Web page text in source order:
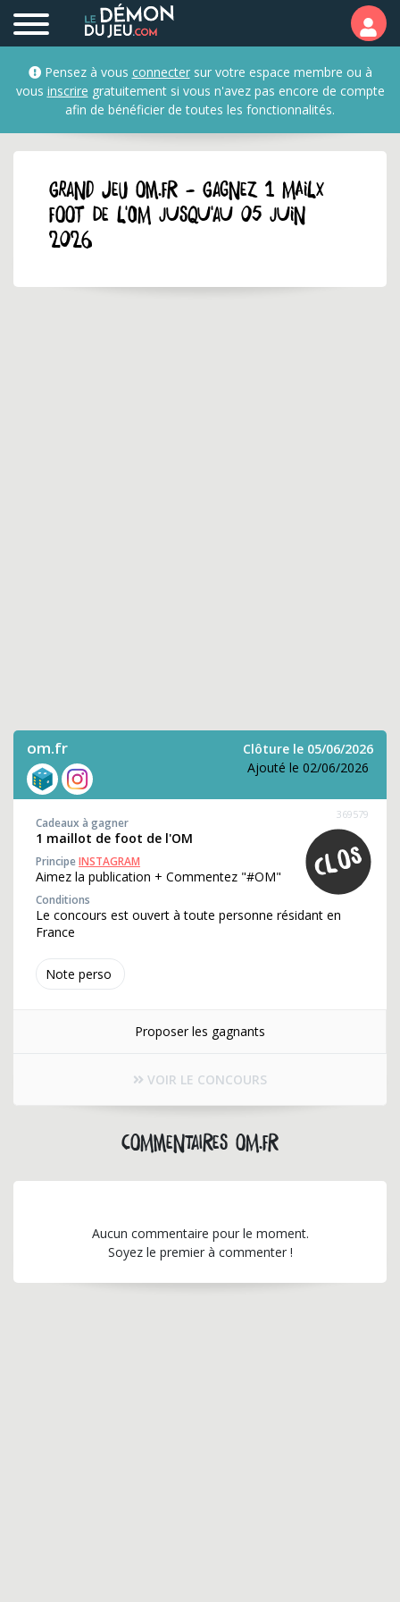
Pensez à vous connectersur votre espace membre ou à
vous inscrire gratuitement si vous n'avez pas encore de compte
afin de bénéficier de toutes les fonctionnalités.
GRAND JEU om.fr - Gagnez 1 mailx
foot de l'OM jusqu'au 05 juin
2026
om.fr
Clôture le 05/06/2026
Ajouté le 02/06/2026
Note perso
369579
Cadeaux à gagner
1 maillot de foot de l'OM
PrincipeINSTAGRAM
Aimez la publication + Commentez "#OM"
Conditions
Le concours est ouvert à toute personne résidant en
France
Proposer les gagnants
VOIR LE CONCOURS
Commentaires om.fr
Aucun commentaire pour le moment.
Soyez le premier à commenter !